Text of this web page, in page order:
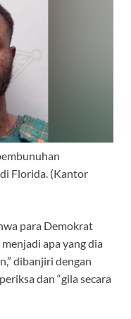
Florida. (Kantor
para Demokrat
apa yang dia
dibanjiri dengan
dan “gila secara